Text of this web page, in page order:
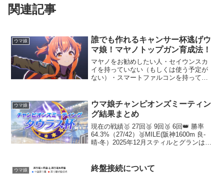
関連記事
ウマ娘
誰でも作れるキャンサー杯逃げウ
マ娘！マヤノトップガン育成法！
マヤノをお勧めしたい人・セイウンスカ
イを持っていない（もしくは使う予定が
ない）・スマートファルコンを持ってい
記３つに当てはまり、逃げウマ娘で勝ち
に行きたい方にお勧めです...
ウマ娘
ウマ娘チャンピオンズミーティン
グ結果まとめ
現在の戦績🥇 27回🥈 9回🥉 6回👑 勝率
64.3%（27/42）🥈MILE(阪神1600m 良-
晴-冬）2025年12月スティルとグランは前
10月...
ウマ娘 終盤接続について